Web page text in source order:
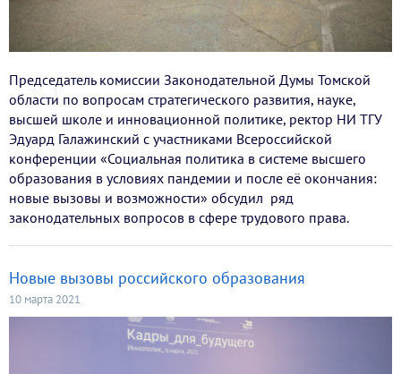
Председатель комиссии Законодательной Думы Томской
области по вопросам стратегического развития, науке,
высшей школе и инновационной политике, ректор НИ ТГУ
Эдуард Галажинский с участниками Всероссийской
конференции «Социальная политика в системе высшего
образования в условиях пандемии и после её окончания:
новые вызовы и возможности» обсудил ряд
законодательных вопросов в сфере трудового права.
Новые вызовы российского образования
10 марта 2021